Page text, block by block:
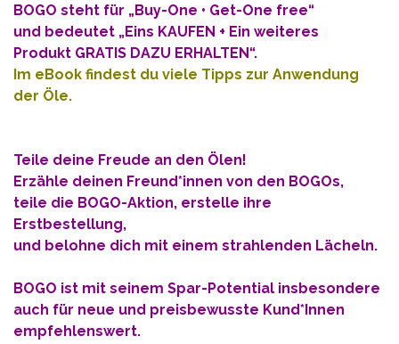
BOGO steht für „Buy-One • Get-One free“
und bedeutet „Eins KAUFEN + Ein weiteres
Produkt GRATIS DAZU ERHALTEN“.
Im eBook findest du viele Tipps zur Anwendung
der Öle.
Teile deine Freude an den Ölen!
Erzähle deinen Freund*innen von den BOGOs,
teile die BOGO-Aktion, erstelle ihre
Erstbestellung,
und belohne dich mit einem strahlenden Lächeln.
BOGO ist mit seinem Spar-Potential insbesondere
auch für neue und preisbewusste Kund*Innen
empfehlenswert.